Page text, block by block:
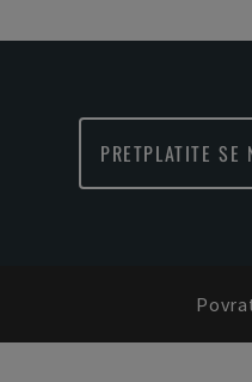
PRETPLATITE SE